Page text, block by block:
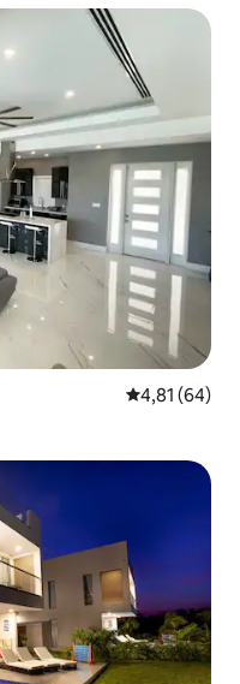
Vidutinis
4,81 (64)